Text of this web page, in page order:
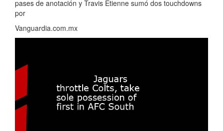
pases de anotación y Travis Etienne sumó dos touchdowns
por
Vanguardia.com.mx